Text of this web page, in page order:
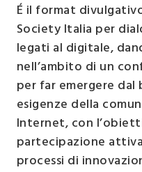
É il format
Society Italia per
legati al digitale,
nell’ambito di un
per far emergere dal
esigenze della
Internet, con
partecipazione
processi di